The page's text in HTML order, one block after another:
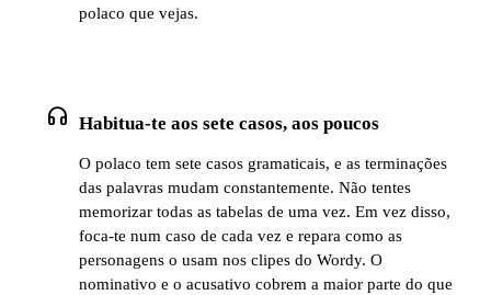
polaco que vejas.
headphones Habitua-te aos sete casos, aos poucos
O polaco tem sete casos gramaticais, e as terminações
das palavras mudam constantemente. Não tentes
memorizar todas as tabelas de uma vez. Em vez disso,
foca-te num caso de cada vez e repara como as
personagens o usam nos clipes do Wordy. O
nominativo e o acusativo cobrem a maior parte do que